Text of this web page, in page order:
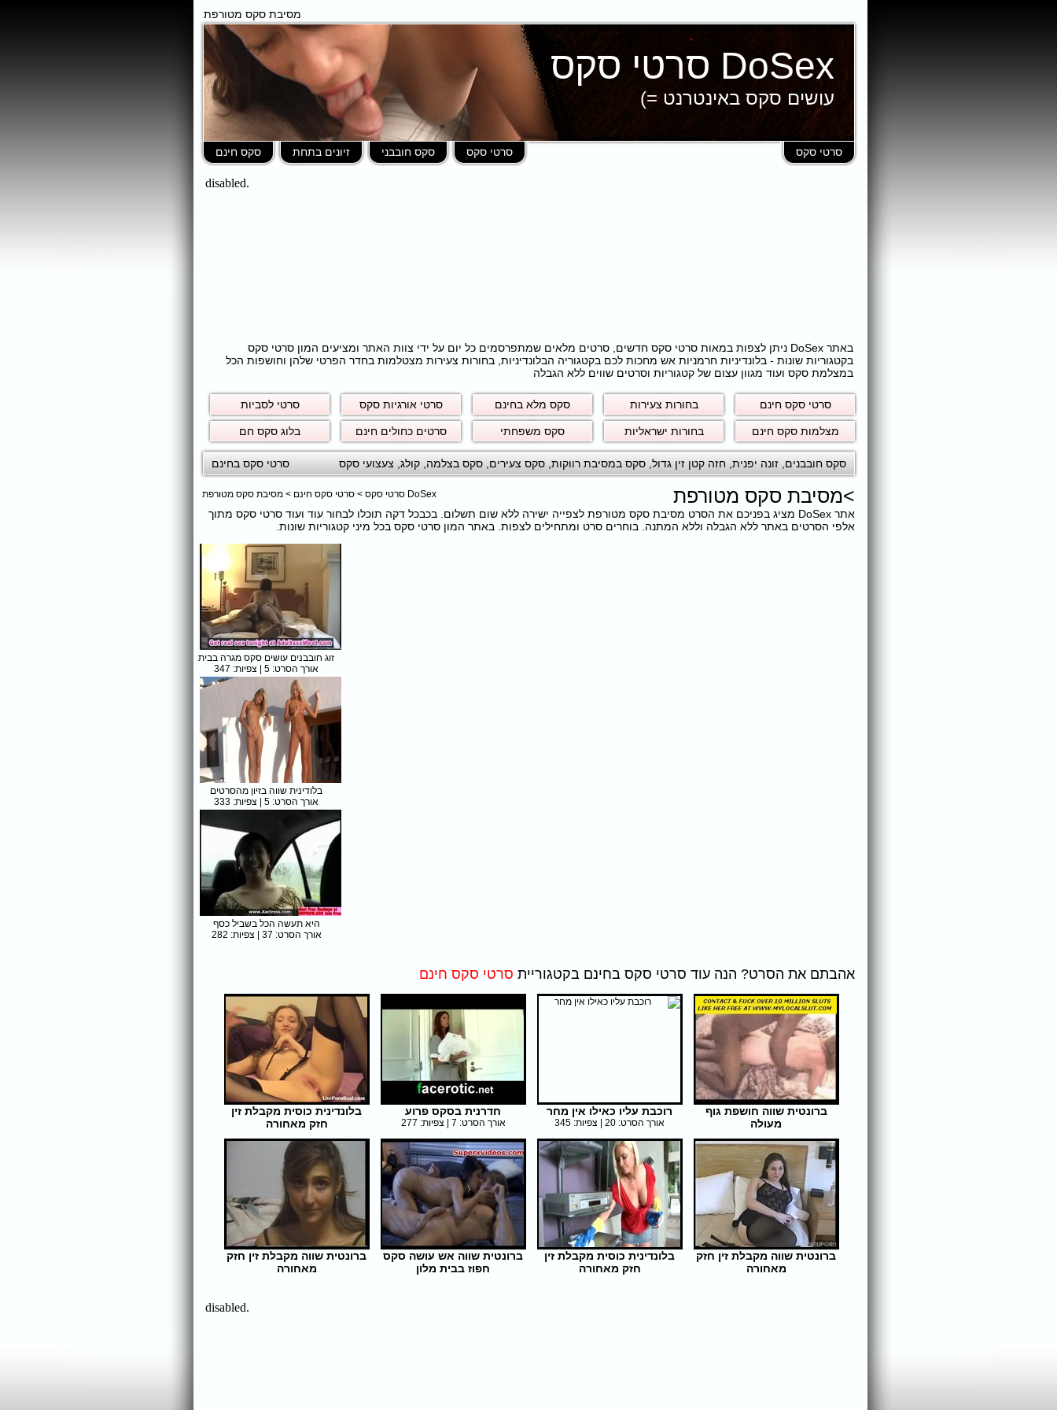
מסיבת סקס מטורפת
DoSex סרטי סקס
עושים סקס באינטרנט =)
סרטי סקס סקס חינם זיונים בתחת סקס חובבני סרטי סקס
באתר DoSex ניתן לצפות במאות סרטי סקס חדשים, סרטים מלאים שמתפרסמים כל יום על ידי צוות האתר ומציעים המון סרטי סקס
בקטגוריות שונות - בלונדיניות חרמניות אש מחכות לכם בקטגוריה הבלונדיניות, בחורות צעירות מצטלמות בחדר הפרטי שלהן וחושפות הכל
במצלמת סקס ועוד מגוון עצום של קטגוריות וסרטים שווים ללא הגבלה
סרטי סקס חינם בחורות צעירות סקס מלא בחינם סרטי אורגיות סקס סרטי לסביות
מצלמות סקס חינם בחורות ישראליות סקס משפחתי סרטים כחולים חינם בלוג סקס חם
סרטי סקס בחינם סקס חובבנים ,זונה יפנית ,חזה קטן זין גדול ,סקס במסיבת רווקות ,סקס צעירים ,סקס בצלמה ,קולג צעצועי סקס
>מסיבת סקס מטורפת DoSex סרטי סקס >סרטי סקס חינם >מסיבת סקס מטורפת
אתר DoSex מציג בפניכם את הסרט מסיבת סקס מטורפת לצפייה ישירה ללא שום תשלום. בכבכל דקה תוכלו לבחור עוד ועוד סרטי סקס מתוך
אלפי הסרטים באתר ללא הגבלה וללא המתנה. בוחרים סרט ומתחילים לצפות. באתר המון סרטי סקס בכל מיני קטגוריות שונות.
זוג חובבנים עושים סקס מגרה בבית
אורך הסרט: 5 | צפיות: 347
בלודינית שווה בזיון מהסרטים
אורך הסרט: 5 | צפיות: 333
היא תעשה הכל בשביל כסף
אורך הסרט: 37 | צפיות: 282
‎אהבתם את הסרט? הנה עוד סרטי סקס בחינם בקטגוריית סרטי סקס חינם
ברונטית שווה חושפת גוף
מעולה
רוכבת עליו כאילו אין מחר
אורך הסרט: 20 | צפיות: 345
חדרנית בסקס פרוע
אורך הסרט: 7 | צפיות: 277
בלונדינית כוסית מקבלת זין
חזק מאחורה
ברונטית שווה מקבלת זין חזק
מאחורה
בלונדינית כוסית מקבלת זין
חזק מאחורה
ברונטית שווה אש עושה סקס
חפוז בבית מלון
ברונטית שווה מקבלת זין חזק
מאחורה